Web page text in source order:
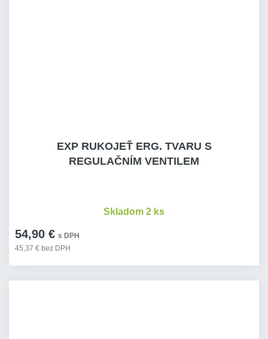
EXP RUKOJEŤ ERG. TVARU S
REGULAČNÍM VENTILEM
54,90 € s DPH
45,37 € bez DPH
Skladom 2 ks